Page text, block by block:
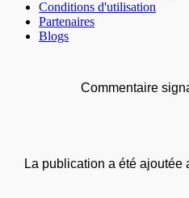
Conditions d'utilisation
Partenaires
Blogs
Commentaire
La publication a été ajoutée